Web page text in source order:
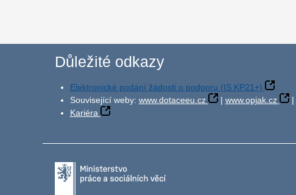
Důležité odkazy
Elektronické podání žádosti o podporu (IS KP21+)
Související weby: www.dotaceeu.cz | www.opjak.cz |
Kariéra